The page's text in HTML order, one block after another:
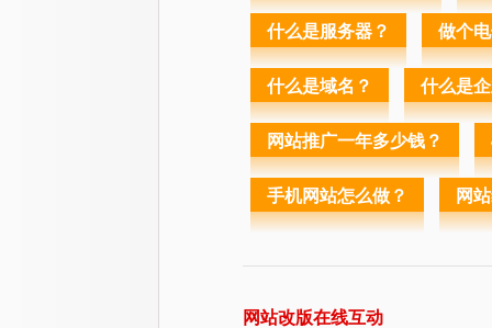
什么是服务器？ 做个
什么是域名？ 什么是
网站推广一年多少钱？
手机网站怎么做？ 网
网站改版在线互动